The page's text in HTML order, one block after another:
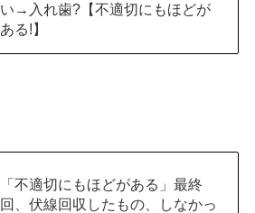
い→入れ歯?【不適切にもほどが
ある!】
「不適切にもほどがある」最終
回、伏線回収したもの、しなかっ